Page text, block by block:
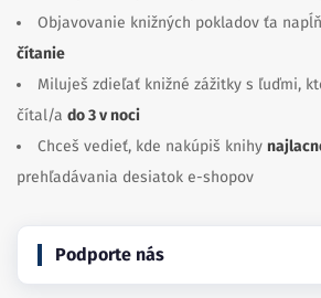
Objavovanie knižných pokladov ťa
čítanie
Miluješ zdieľať knižné zážitky s ľuďmi,
čítal/a do 3 v noci
Chceš vedieť, kde nakúpiš knihy
prehľadávania desiatok e-shopov
Podporte nás